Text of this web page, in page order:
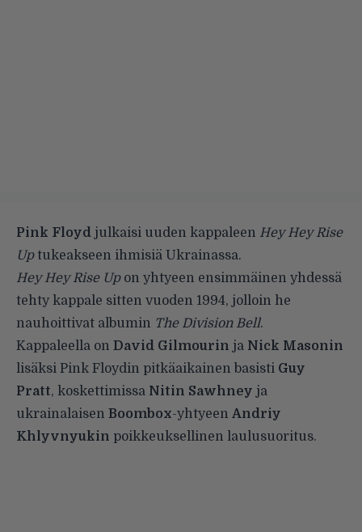
Pink Floyd julkaisi uuden kappaleen Hey Hey Rise
Uptukeakseen ihmisiä Ukrainassa.
Hey Hey Rise Upon yhtyeen ensimmäinen yhdessä
tehty kappale sitten vuoden 1994, jolloin he
nauhoittivat albumin The Division Bell.
Kappaleella on David Gilmourin ja Nick Masonin
lisäksi Pink Floydin pitkäaikainen basisti Guy
Pratt, koskettimissa Nitin Sawhney ja
ukrainalaisen Boombox-yhtyeen Andriy
Khlyvnyukin poikkeuksellinen laulusuoritus.